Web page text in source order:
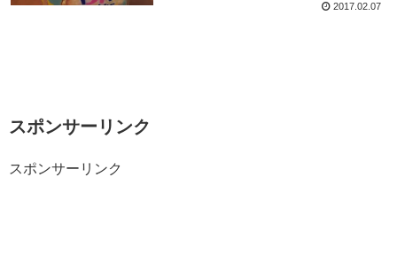
2017.02.07
スポンサーリンク
スポンサーリンク